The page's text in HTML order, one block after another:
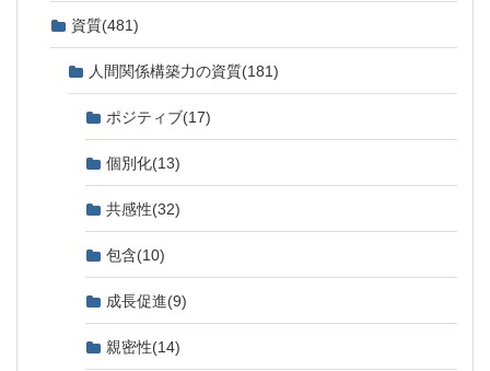
資質(481)
人間関係構築力の資質(181)
ポジティブ(17)
個別化(13)
共感性(32)
包含(10)
成長促進(9)
親密性(14)